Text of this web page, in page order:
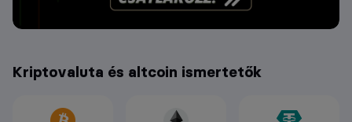
Kriptovaluta és altcoin ismertetők